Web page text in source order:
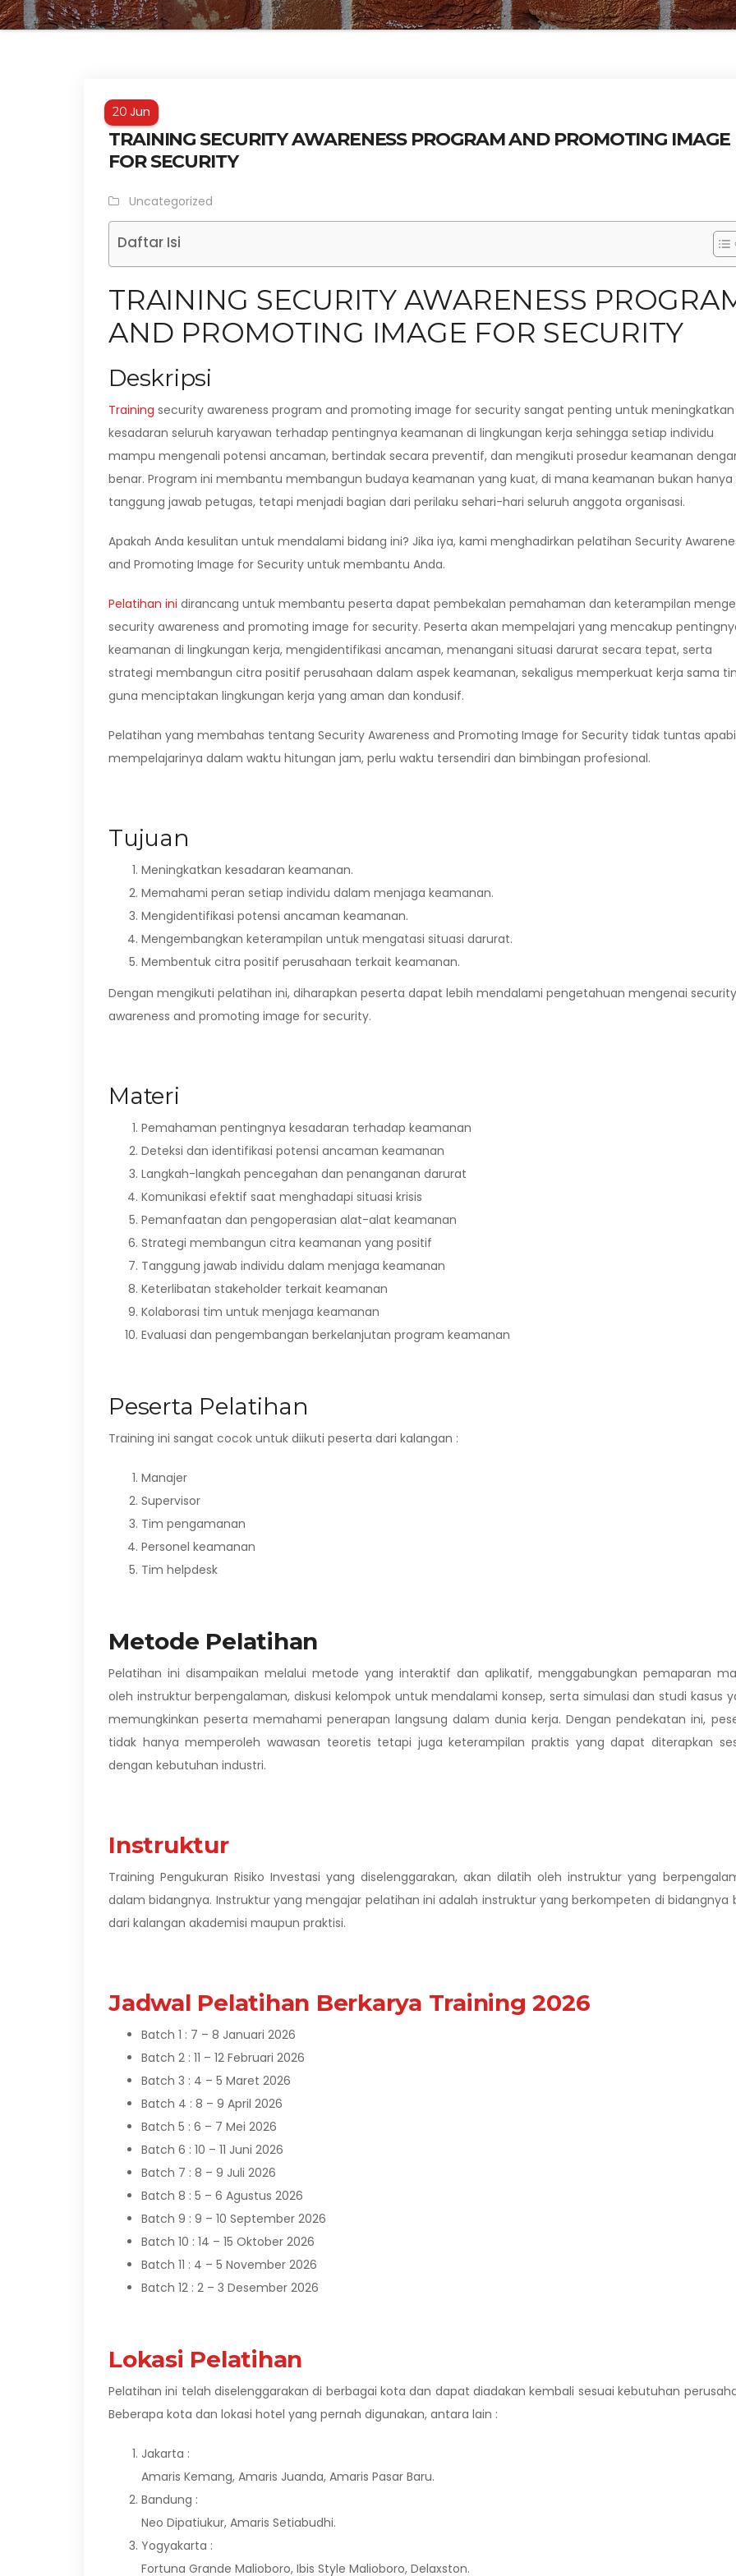
20Jun
TRAINING SECURITY AWARENESS PROGRAM AND PROMOTING IMAGE
FOR SECURITY
Uncategorized
Daftar Isi
TRAINING SECURITY AWARENESS
AND PROMOTING IMAGE FOR SECURITY
Deskripsi
Training security awareness program and promoting image for security sangat penting untuk meningkatkan
kesadaran seluruh karyawan terhadap pentingnya keamanan di lingkungan kerja sehingga setiap individu
mampu mengenali potensi ancaman, bertindak secara preventif, dan mengikuti prosedur keamanan
benar. Program ini membantu membangun budaya keamanan yang kuat, di mana keamanan bukan hanya
tanggung jawab petugas, tetapi menjadi bagian dari perilaku sehari-hari seluruh anggota organisasi.
Apakah Anda kesulitan untuk mendalami bidang ini? Jika iya, kami menghadirkan pelatihan Security
and Promoting Image for Security untuk membantu Anda.
Pelatihan ini dirancang untuk membantu peserta dapat pembekalan pemahaman dan keterampilan
security awareness and promoting image for security. Peserta akan mempelajari yang mencakup
keamanan di lingkungan kerja, mengidentifikasi ancaman, menangani situasi darurat secara tepat, serta
strategi membangun citra positif perusahaan dalam aspek keamanan, sekaligus memperkuat kerja sama
guna menciptakan lingkungan kerja yang aman dan kondusif.
Pelatihan yang membahas tentang Security Awareness and Promoting Image for Security tidak tuntas
mempelajarinya dalam waktu hitungan jam, perlu waktu tersendiri dan bimbingan profesional.
Tujuan
Meningkatkan kesadaran keamanan.
Memahami peran setiap individu dalam menjaga keamanan.
Mengidentifikasi potensi ancaman keamanan.
Mengembangkan keterampilan untuk mengatasi situasi darurat.
Membentuk citra positif perusahaan terkait keamanan.
Dengan mengikuti pelatihan ini, diharapkan peserta dapat lebih mendalami pengetahuan mengenai security
awareness and promoting image for security.
Materi
Pemahaman pentingnya kesadaran terhadap keamanan
Deteksi dan identifikasi potensi ancaman keamanan
Langkah-langkah pencegahan dan penanganan darurat
Komunikasi efektif saat menghadapi situasi krisis
Pemanfaatan dan pengoperasian alat-alat keamanan
Strategi membangun citra keamanan yang positif
Tanggung jawab individu dalam menjaga keamanan
Keterlibatan stakeholder terkait keamanan
Kolaborasi tim untuk menjaga keamanan
Evaluasi dan pengembangan berkelanjutan program keamanan
Peserta Pelatihan
Training ini sangat cocok untuk diikuti peserta dari kalangan :
Manajer
Supervisor
Tim pengamanan
Personel keamanan
Tim helpdesk
Metode Pelatihan
Pelatihan ini disampaikan melalui metode yang interaktif dan aplikatif, menggabungkan pemaparan
oleh instruktur berpengalaman, diskusi kelompok untuk mendalami konsep, serta simulasi dan studi kasus
memungkinkan peserta memahami penerapan langsung dalam dunia kerja. Dengan pendekatan ini,
tidak hanya memperoleh wawasan teoretis tetapi juga keterampilan praktis yang dapat diterapkan
dengan kebutuhan industri.
Instruktur
Training Pengukuran Risiko Investasi yang diselenggarakan, akan dilatih oleh instruktur yang
dalam bidangnya. Instruktur yang mengajar pelatihan ini adalah instruktur yang berkompeten di bidangnya
dari kalangan akademisi maupun praktisi.
Jadwal Pelatihan Berkarya Training 2026
Batch 1 : 7 – 8 Januari 2026
Batch 2 : 11 – 12 Februari 2026
Batch 3 : 4 – 5 Maret 2026
Batch 4 : 8 – 9 April 2026
Batch 5 : 6 – 7 Mei 2026
Batch 6 : 10 – 11 Juni 2026
Batch 7 : 8 – 9 Juli 2026
Batch 8 : 5 – 6 Agustus 2026
Batch 9 : 9 – 10 September 2026
Batch 10 : 14 – 15 Oktober 2026
Batch 11 : 4 – 5 November 2026
Batch 12 : 2 – 3 Desember 2026
Lokasi Pelatihan
Pelatihan ini telah diselenggarakan di berbagai kota dan dapat diadakan kembali sesuai kebutuhan
Beberapa kota dan lokasi hotel yang pernah digunakan, antara lain :
Jakarta :
Amaris Kemang, Amaris Juanda, Amaris Pasar Baru.
Bandung :
Neo Dipatiukur, Amaris Setiabudhi.
Yogyakarta :
Fortuna Grande Malioboro, Ibis Style Malioboro, Delaxston.